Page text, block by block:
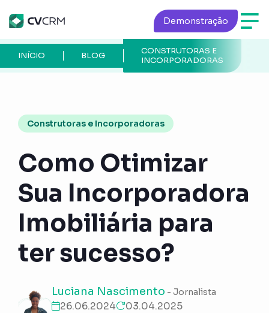
Demonstração
CONSTRUTORAS E
INCORPORADORAS
BLOG
INÍCIO
Construtoras e Incorporadoras
Como Otimizar
Sua Incorporadora
Imobiliária para
ter sucesso?
Luciana Nascimento - Jornalista
26.06.2024
03.04.2025